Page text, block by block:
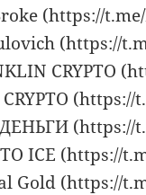
(https://
(https://
CRYPTO
CRYPTO
(https://
ICE (https://
Gold (https://